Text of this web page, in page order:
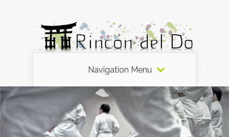
Navigation Menu